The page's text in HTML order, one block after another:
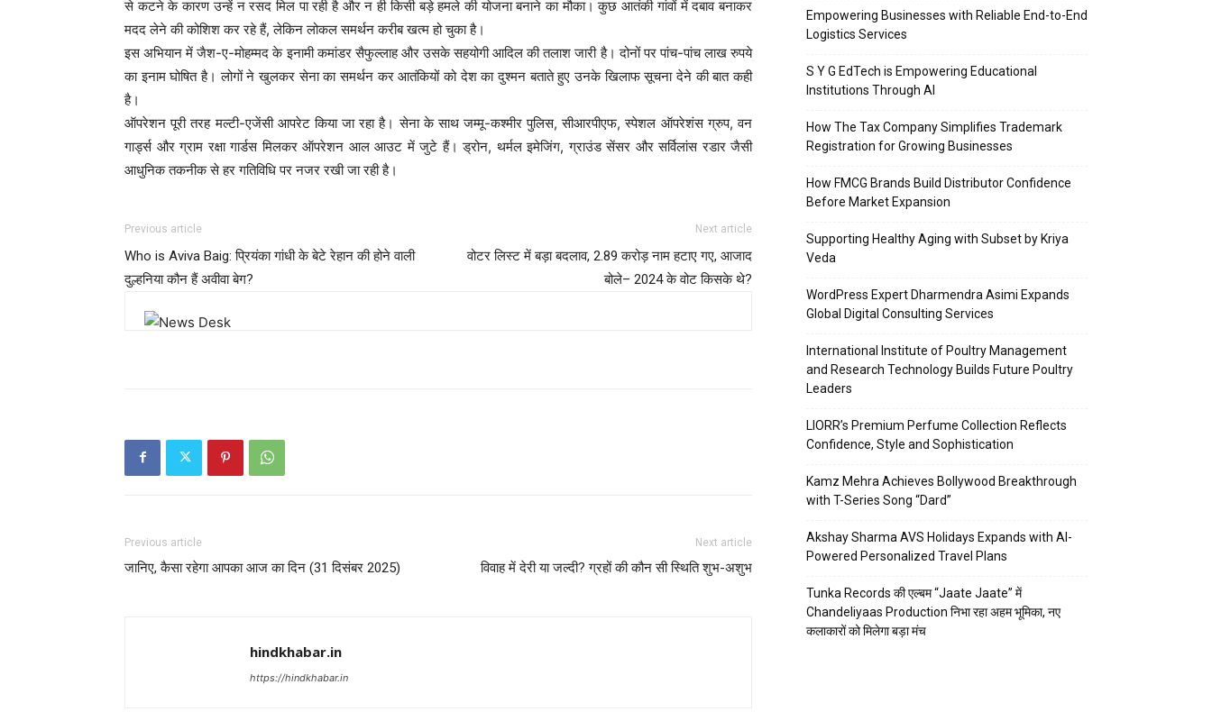
से कटने के कारण उन्हें न रसद मिल पा रही है और न ही किसी बड़े हमले की योजना बनाने का मौका। कुछ आतंकी गांवों में दबाव बनाकर
मदद लेने की कोशिश कर रहे हैं, लेकिन लोकल समर्थन करीब खत्म हो चुका है।
इस अभियान में जैश-ए-मोहम्मद के इनामी कमांडर सैफुल्लाह और उसके सहयोगी आदिल की तलाश जारी है। दोनों पर पांच-पांच लाख रुपये
का इनाम घोषित है। लोगों ने खुलकर सेना का समर्थन कर आतंकियों को देश का दुश्मन बताते हुए उनके खिलाफ सूचना देने की बात कही
है।
ऑपरेशन पूरी तरह मल्टी-एजेंसी आपरेट किया जा रहा है। सेना के साथ जम्मू-कश्मीर पुलिस, सीआरपीएफ, स्पेशल ऑपरेशंस ग्रुप, वन
गार्ड्स और ग्राम रक्षा गार्डस मिलकर ऑपरेशन आल आउट में जुटे हैं। ड्रोन, थर्मल इमेजिंग, ग्राउंड सेंसर और सर्विलांस रडार जैसी
आधुनिक तकनीक से हर गतिविधि पर नजर रखी जा रही है।
Previous article
Who is Aviva Baig: प्रियंका गांधी के बेटे रेहान की होने वाली
दुल्हनिया कौन हैं अवीवा बेग?
Next article
वोटर लिस्ट में बड़ा बदलाव, 2.89 करोड़ नाम हटाए गए, आजाद
बोले– 2024 के वोट किसके थे?
Previous article
जानिए, कैसा रहेगा आपका आज का दिन (31 दिसंबर 2025)
Next article
विवाह में देरी या जल्दी? ग्रहों की कौन सी स्थिति शुभ-अशुभ
hindkhabar.in
https://hindkhabar.in
Empowering Businesses with Reliable End-to-End
Logistics Services
S Y G EdTech is Empowering Educational
Institutions Through AI
How The Tax Company Simplifies Trademark
Registration for Growing Businesses
How FMCG Brands Build Distributor Confidence
Before Market Expansion
Supporting Healthy Aging with Subset by Kriya
Veda
WordPress Expert Dharmendra Asimi Expands
Global Digital Consulting Services
International Institute of Poultry Management
and Research Technology Builds Future Poultry
Leaders
LIORR’s Premium Perfume Collection Reflects
Confidence, Style and Sophistication
Kamz Mehra Achieves Bollywood Breakthrough
with T-Series Song “Dard”
Akshay Sharma AVS Holidays Expands with AI-
Powered Personalized Travel Plans
Tunka Records की एल्बम “Jaate Jaate” में
Chandeliyaas Production निभा रहा अहम भूमिका, नए
कलाकारों को मिलेगा बड़ा मंच